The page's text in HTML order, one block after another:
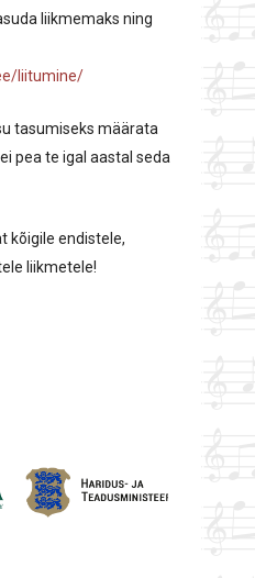
liikmemaks ning
liitumine/
tasumiseks määrata
pea te igal aastal seda
kõigile endistele,
liikmetele!